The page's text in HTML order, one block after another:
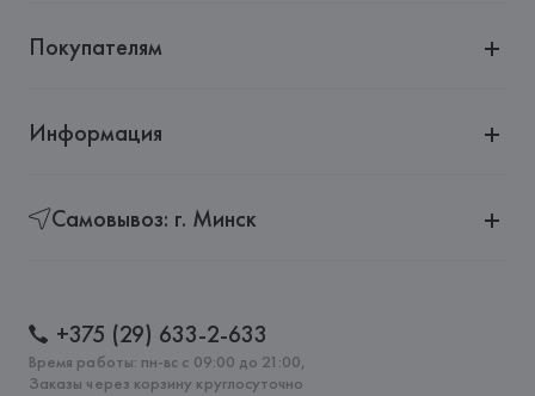
Покупателям
Информация
Самовывоз: г. Минск
+375 (29) 633-2-633
Время работы: пн-вс с 09:00 до 21:00,
Заказы через корзину круглосуточно